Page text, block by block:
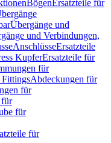
BögenErsatzteile für
Übergänge und
und Verbindungen,
AnschlüsseErsatzteile
KupferErsatzteile für
für
Abdeckungen für
für
für
für
für